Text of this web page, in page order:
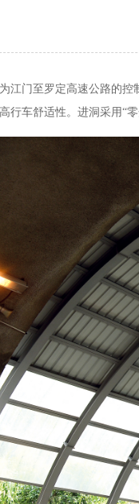
江门至罗定高速公路的控
行车舒适性。进洞采用“